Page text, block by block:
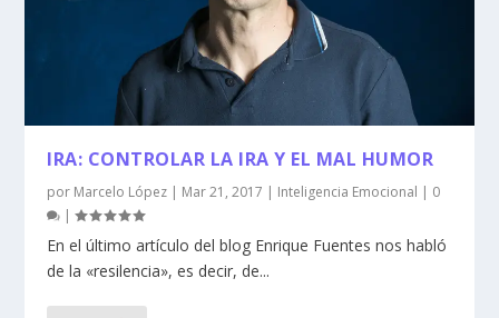
IRA: CONTROLAR LA IRA Y EL MAL HUMOR
por Marcelo López | Mar 21, 2017 | Inteligencia Emocional | 0
|
En el último artículo del blog Enrique Fuentes nos habló
de la «resilencia», es decir, de...